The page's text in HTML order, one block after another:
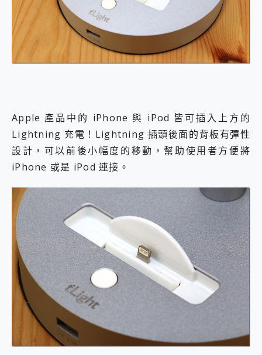
Apple 產品中的 iPhone 與 iPod 皆可插入上方的
Lightning 充電！Lightning 插頭後面的背板有彈性
設計，可以前後小幅度的移動，幫助使用者方便將
iPhone 或是 iPod 連接。